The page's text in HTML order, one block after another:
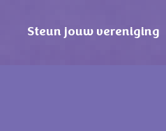
Steun jouw vereniging